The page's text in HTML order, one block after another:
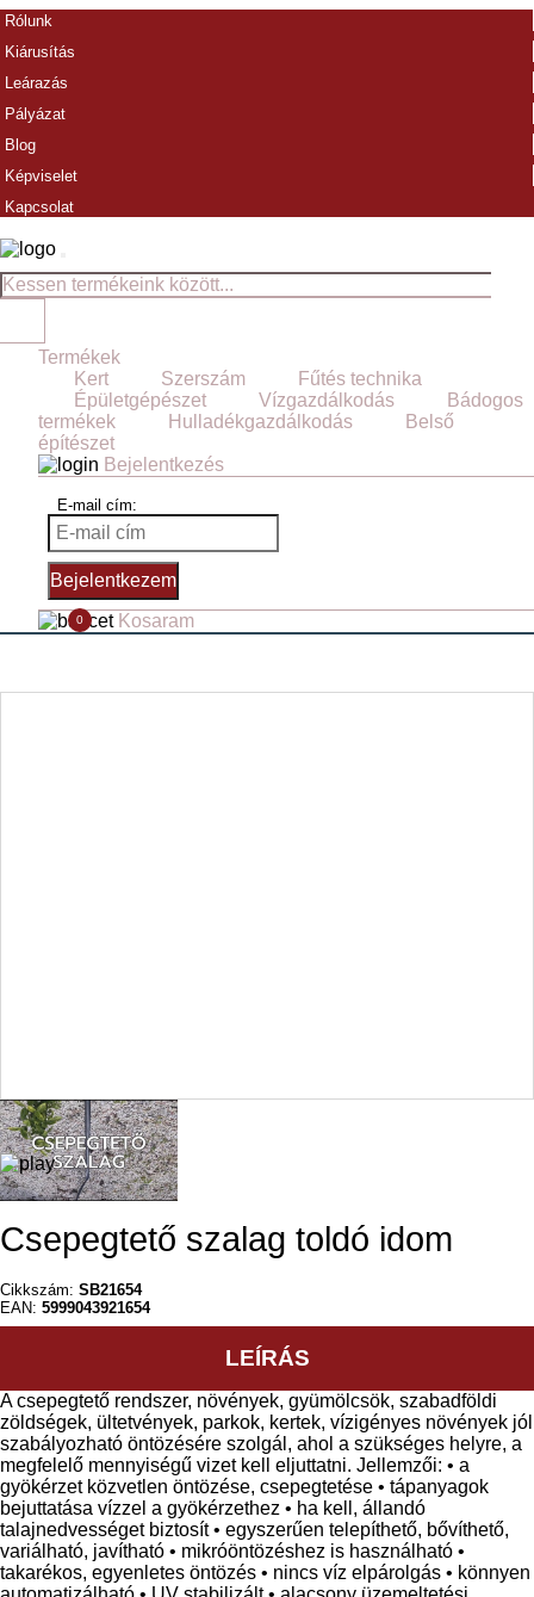
Rólunk
Kiárusítás
Leárazás
Pályázat
Blog
Képviselet
Kapcsolat
Termékek
Kert
Szerszám
Fűtés technika
Épületgépészet
Vízgazdálkodás
Bádogos
termékek
Hulladékgazdálkodás
Belső
építészet
Bejelentkezés
E-mail cím:
Bejelentkezem
Kosaram
0
Csepegtető szalag toldó idom
Cikkszám: SB21654
EAN: 5999043921654
LEÍRÁS
A csepegtető rendszer, növények, gyümölcsök, szabadföldi
zöldségek, ültetvények, parkok, kertek, vízigényes növények jól
szabályozható öntözésére szolgál, ahol a szükséges helyre, a
megfelelő mennyiségű vizet kell eljuttatni. Jellemzői: • a
gyökérzet közvetlen öntözése, csepegtetése • tápanyagok
bejuttatása vízzel a gyökérzethez • ha kell, állandó
talajnedvességet biztosít • egyszerűen telepíthető, bővíthető,
variálható, javítható • mikróöntözéshez is használható •
takarékos, egyenletes öntözés • nincs víz elpárolgás • könnyen